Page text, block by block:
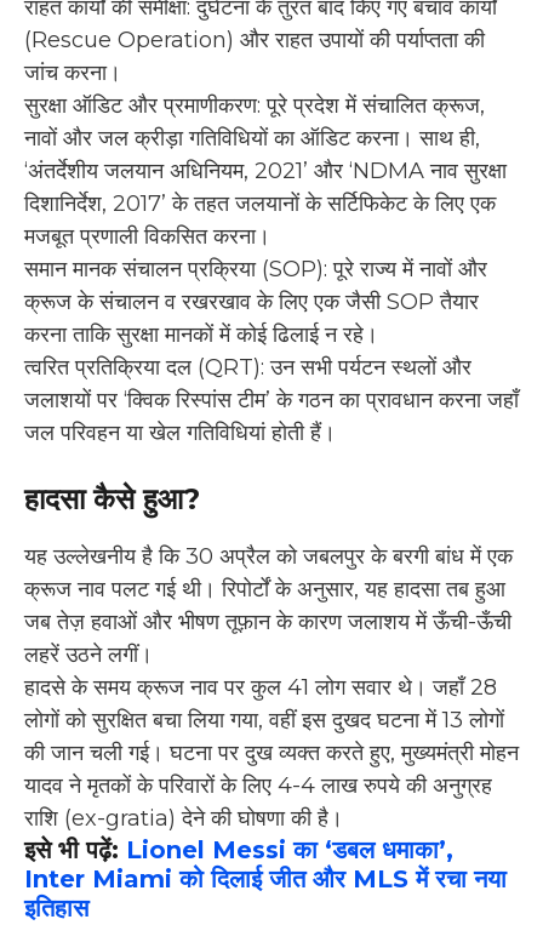
राहत कार्यों की समीक्षा: दुर्घटना के तुरंत बाद किए गए बचाव कार्यों
(Rescue Operation) और राहत उपायों की पर्याप्तता की
जांच करना।
सुरक्षा ऑडिट और प्रमाणीकरण: पूरे प्रदेश में संचालित क्रूज,
नावों और जल क्रीड़ा गतिविधियों का ऑडिट करना। साथ ही,
‘अंतर्देशीय जलयान अधिनियम, 2021’ और ‘NDMA नाव सुरक्षा
दिशानिर्देश, 2017’ के तहत जलयानों के सर्टिफिकेट के लिए एक
मजबूत प्रणाली विकसित करना।
समान मानक संचालन प्रक्रिया (SOP): पूरे राज्य में नावों और
क्रूज के संचालन व रखरखाव के लिए एक जैसी SOP तैयार
करना ताकि सुरक्षा मानकों में कोई ढिलाई न रहे।
त्वरित प्रतिक्रिया दल (QRT): उन सभी पर्यटन स्थलों और
जलाशयों पर ‘क्विक रिस्पांस टीम’ के गठन का प्रावधान करना जहाँ
जल परिवहन या खेल गतिविधियां होती हैं।
हादसा कैसे हुआ?
यह उल्लेखनीय है कि 30 अप्रैल को जबलपुर के बरगी बांध में एक
क्रूज नाव पलट गई थी। रिपोर्टों के अनुसार, यह हादसा तब हुआ
जब तेज़ हवाओं और भीषण तूफ़ान के कारण जलाशय में ऊँची-ऊँची
लहरें उठने लगीं।
हादसे के समय क्रूज नाव पर कुल 41 लोग सवार थे। जहाँ 28
लोगों को सुरक्षित बचा लिया गया, वहीं इस दुखद घटना में 13 लोगों
की जान चली गई। घटना पर दुख व्यक्त करते हुए, मुख्यमंत्री मोहन
यादव ने मृतकों के परिवारों के लिए 4-4 लाख रुपये की अनुग्रह
राशि (ex-gratia) देने की घोषणा की है।
इसे भी पढ़ें: Lionel Messi का ‘डबल धमाका’,
Inter Miami को दिलाई जीत और MLS में रचा नया
इतिहास